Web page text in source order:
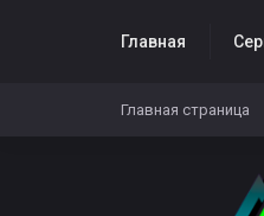
Главная
Жалобы
Главная страница